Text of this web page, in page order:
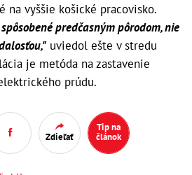
na vyššie košické pracovisko.
predčasným pôrodom, nie
uviedol ešte v stredu
je metóda na zastavenie
prúdu.
Zdieľať
Tip na
článok